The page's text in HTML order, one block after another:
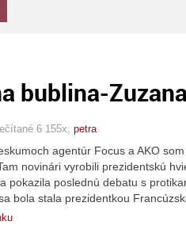
bublina-
6 155x, petra
agentúr Focus a AKO
novinári vyrobili prezidentskú
pokazila poslednú debatu s
bola stala prezidentkou